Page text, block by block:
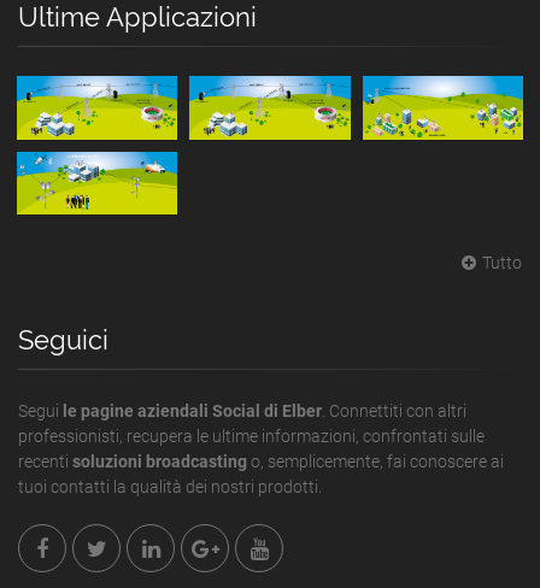
Ultime Applicazioni
Tutto
Seguici
Segui le pagine aziendali Social di Elber. Connettiti con altri
professionisti, recupera le ultime informazioni, confrontati sulle
recenti soluzioni broadcasting o, semplicemente, fai conoscere ai
tuoi contatti la qualità dei nostri prodotti.